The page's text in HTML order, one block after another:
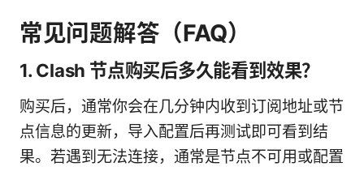
常见问题解答（FAQ）
1. Clash 节点购买后多久能看到效果？
购买后，通常你会在几分钟内收到订阅地址或节
点信息的更新，导入配置后再测试即可看到结
果。若遇到无法连接，通常是节点不可用或配置